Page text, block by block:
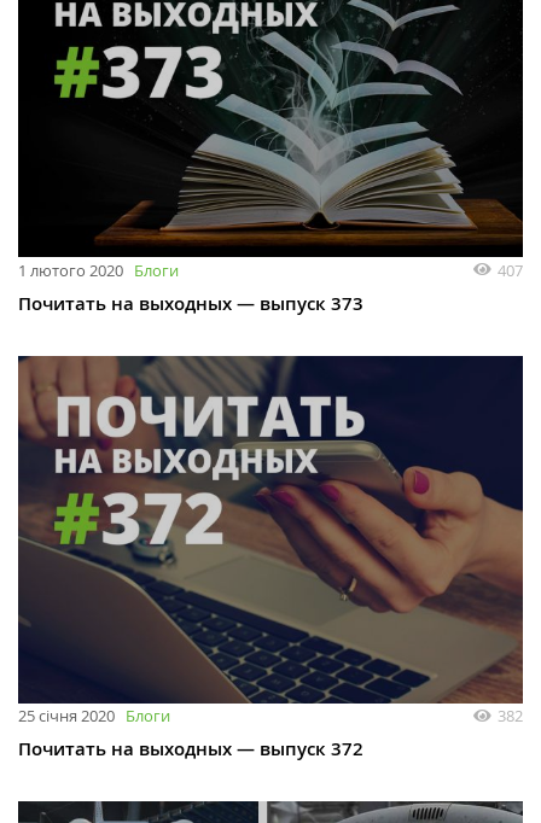
1 лютого 2020 Блоги 407
Почитать на выходных — выпуск 373
25 січня 2020 Блоги 382
Почитать на выходных — выпуск 372